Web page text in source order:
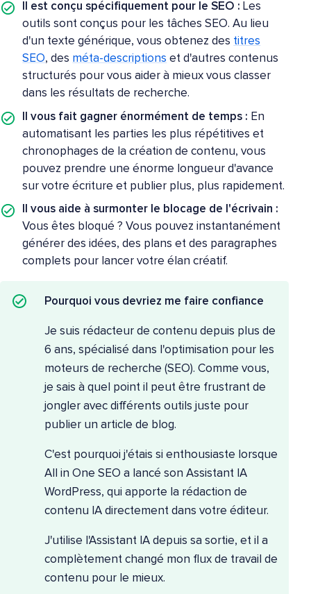
Il est conçu spécifiquement pour le SEO : Les
outils sont conçus pour les tâches SEO. Au lieu
d'un texte générique, vous obtenez des titres
SEO, des méta-descriptions et d'autres contenus
structurés pour vous aider à mieux vous classer
dans les résultats de recherche.
Il vous fait gagner énormément de temps : En
automatisant les parties les plus répétitives et
chronophages de la création de contenu, vous
pouvez prendre une énorme longueur d'avance
sur votre écriture et publier plus, plus rapidement.
Il vous aide à surmonter le blocage de l'écrivain :
Vous êtes bloqué ? Vous pouvez instantanément
générer des idées, des plans et des paragraphes
complets pour lancer votre élan créatif.
Pourquoi vous devriez me faire confiance
Je suis rédacteur de contenu depuis plus de
6 ans, spécialisé dans l'optimisation pour les
moteurs de recherche (SEO). Comme vous,
je sais à quel point il peut être frustrant de
jongler avec différents outils juste pour
publier un article de blog.
C'est pourquoi j'étais si enthousiaste lorsque
All in One SEO a lancé son Assistant IA
WordPress, qui apporte la rédaction de
contenu IA directement dans votre éditeur.
J'utilise l'Assistant IA depuis sa sortie, et il a
complètement changé mon flux de travail de
contenu pour le mieux.